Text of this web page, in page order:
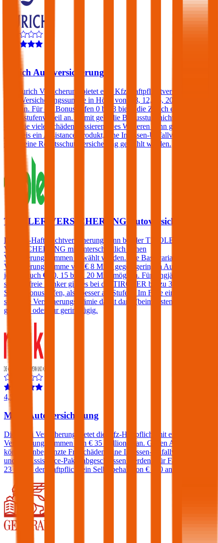
Zurich Autoversicherung
Die Zurich Versicherung bietet eine Kfz-Haftpflichtversicherung mit
einer Versicherungssumme in Höhe von € 8, 12, 15, 20 oder 25
Mio. an. Für die Bonusstufen 0 bis 3 bietet die Zurich einen
Bonusstufenvorteil an. Damit geht die Bonusstufe nicht verloren,
egal wie viele Schäden passieren. Des Weiteren kann gegen einen
Aufpreis ein Assistance-Produkt, eine Insassen-Unfallversicherung
sowie eine Rechtsschutzversicherung gewählt werden.
TIROLER VERSICHERUNG Autoversicherung
Die Kfz-Haftpflichtversicherung kann bei der TIROLER
VERSICHERUNG mit unterschiedlich hohen
Versicherungssummen gewählt werden. Die Basisvariante hat eine
Versicherungssumme von € 8 Mio., gegen geringen Aufpreis sind
jedoch auch € 10, 15 bzw. 20 Mio. möglich. Für langjährig
schadenfreie Lenker gibt es bei der TIROLER bis zu 3
Sonderbonusstufen, also besser als Stufe 0. Im Falle eines Schadens
steigt die Versicherungsprämie damit dann (beim ersten Schaden)
gar nicht oder nur geringfügig.
4,5
Muki Autoversicherung
Die Muki Versicherung bietet die Kfz-Haftpflicht mit einer
Versicherungssummen von € 35 Millionen an. Gegen Aufpreis
können unbegrenzte Freischäden, eine Insassen-Unfallversicherung
und ein Assistance-Paket abgeschlossen werden. Für Fahrer unter
23 fällt in der Haftpflicht ein Selbstbehalt von € 500 an.